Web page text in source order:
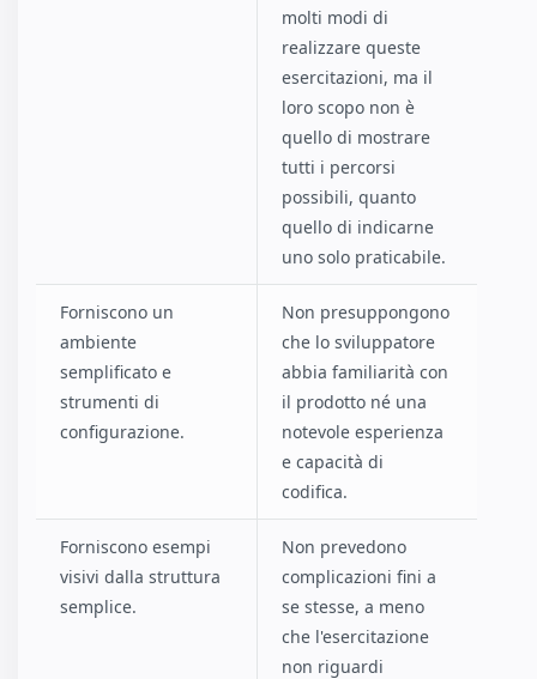
molti modi di
realizzare queste
esercitazioni, ma il
loro scopo non è
quello di mostrare
tutti i percorsi
possibili, quanto
quello di indicarne
uno solo praticabile.
Forniscono un
ambiente
semplificato e
strumenti di
configurazione.
Non presuppongono
che lo sviluppatore
abbia familiarità con
il prodotto né una
notevole esperienza
e capacità di
codifica.
Forniscono esempi
visivi dalla struttura
semplice.
Non prevedono
complicazioni fini a
se stesse, a meno
che l'esercitazione
non riguardi